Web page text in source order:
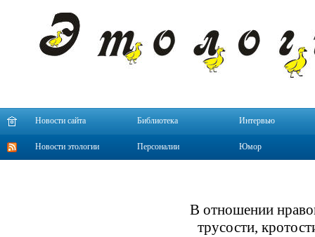
Новости сайта Библиотека Интервью
Новости этологии Персоналии Юмор
В отношении
трусости,